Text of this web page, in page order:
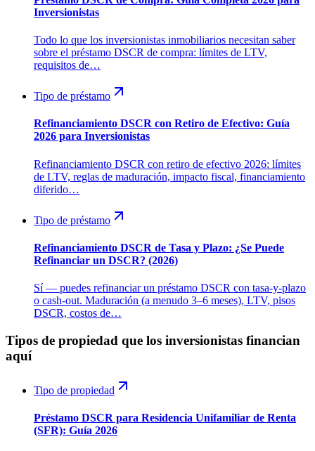
Inversionistas
Todo lo que los inversionistas inmobiliarios necesitan saber
sobre el préstamo DSCR de compra: límites de LTV,
requisitos de…
Tipo de préstamo
Refinanciamiento DSCR con Retiro de Efectivo: Guía
2026 para Inversionistas
Refinanciamiento DSCR con retiro de efectivo 2026: límites
de LTV, reglas de maduración, impacto fiscal, financiamiento
diferido…
Tipo de préstamo
Refinanciamiento DSCR de Tasa y Plazo: ¿Se Puede
Refinanciar un DSCR? (2026)
Sí — puedes refinanciar un préstamo DSCR con tasa-y-plazo
o cash-out. Maduración (a menudo 3–6 meses), LTV, pisos
DSCR, costos de…
Tipos de propiedad que los inversionistas financian
aquí
Tipo de propiedad
Préstamo DSCR para Residencia Unifamiliar de Renta
(SFR): Guía 2026